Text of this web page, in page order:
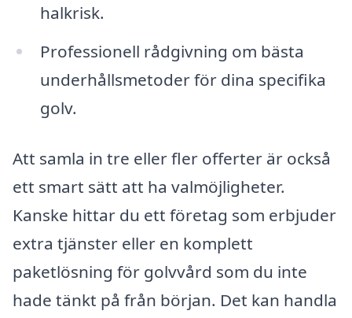
halkrisk.
Professionell rådgivning om bästa
underhållsmetoder för dina specifika
golv.
Att samla in tre eller fler offerter är också
ett smart sätt att ha valmöjligheter.
Kanske hittar du ett företag som erbjuder
extra tjänster eller en komplett
paketlösning för golvvård som du inte
hade tänkt på från början. Det kan handla